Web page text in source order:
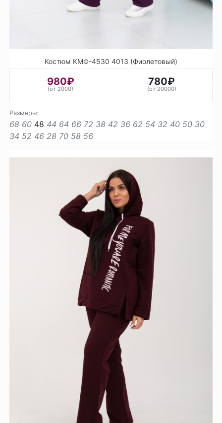
Костюм КМФ-4530 4013 (Фиолетовый)
980₽
(от 2000)
780₽
(от 20000)
Размеры:
68 60 48 44 64 66 72 38 42 36 62 54 32 40 50 30
34 52 46 28 70 58 56